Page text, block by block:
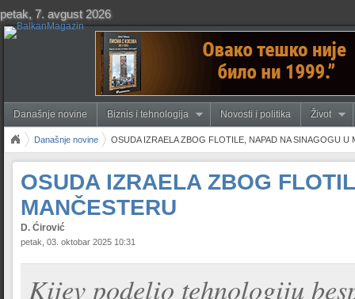
petak, 7. avgust 2026
Današnje novine Biznis i tehnologija Novosti i politika Život
Današnje novine OSUDA IZRAELA ZBOG FLOTILE, NAPAD NA SINAGOGU U
OSUDA IZRAELA ZBOG
MANČESTERU
D. Ćirović
petak, 03. oktobar 2025 10:31
Kijev podelio tehnologiju